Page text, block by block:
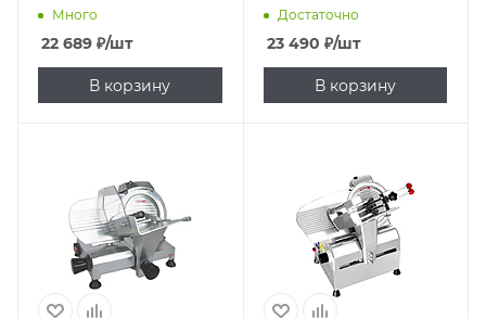
Много
22 689 ₽/шт
В корзину
Достаточно
23 490 ₽/шт
В корзину
диаметр ножа -
220 мм; от 0.2 до
12 мм; 220 В; 0.125
полуавтоматический;
диаметр ножа -
220 мм; от 0 до 13
мм; 220 В; 0.21 кВт